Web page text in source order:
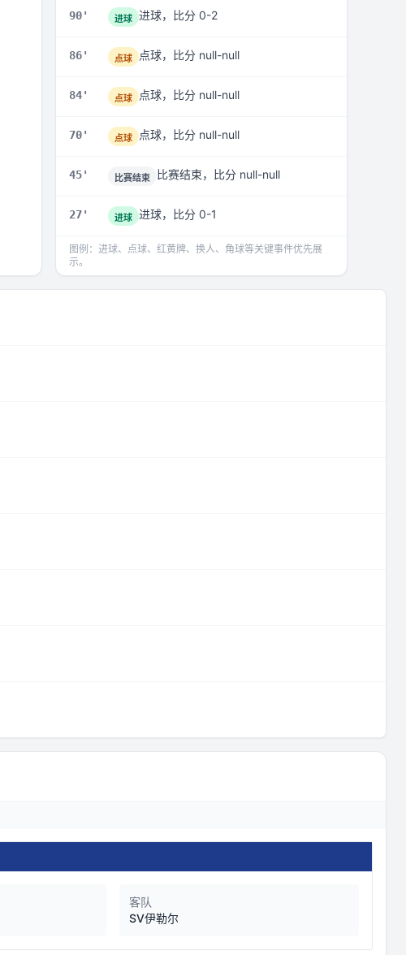
90' 进球 进球，比分 0-2
86' 点球 点球，比分 null-null
84' 点球 点球，比分 null-null
70' 点球 点球，比分 null-null
45' 比赛结束 比赛结束，比分 null-null
27' 进球 进球，比分 0-1
图例：进球、点球、红黄牌、换人、角球等关键事件优先展
示。
客队
SV伊勒尔